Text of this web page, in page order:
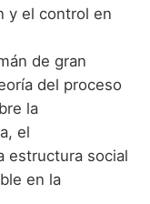
y el control en
de gran
del proceso
la
el
estructura social
en la